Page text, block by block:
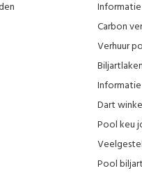
Carbon
Verhuur
Dart
Pool keu
Pool